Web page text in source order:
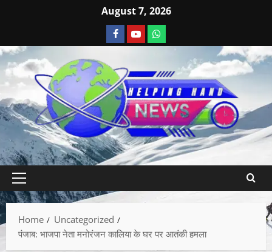
August 7, 2026
Home
Uncategorized
पंजाब: भाजपा नेता मनोरंजन कालिया के घर पर आतंकी हमला